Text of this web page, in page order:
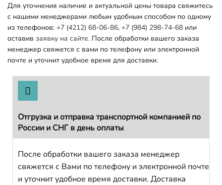
Для уточнения наличие и актуальной цены товара свяжитесь
с нашими менеджерами любым удобным способом по одному
из телефонов: +7 (4212) 68-06-86, +7 (984) 298-74-68 или
оставив заявку на сайте. После обработки вашего заказа
менеджер свяжется с вами по телефону или электронной
почте и уточнит удобное время для доставки.
Отгрузка и отправка транспортной компанией по
России и СНГ в день оплаты
После обработки вашего заказа менеджер
свяжется с Вами по телефону и электронной почте
и уточнит удобное время доставки. Доставка